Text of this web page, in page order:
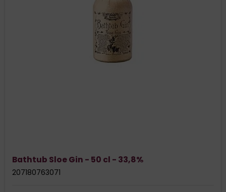
Bathtub Sloe Gin - 50 cl - 33,8%
207180763071